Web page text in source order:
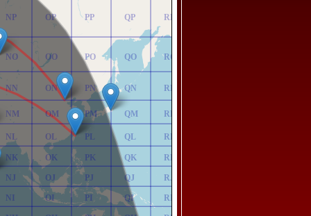
NI
NJ
NK
NL
NM
NN
NO
NP
OI
OJ
OK
OL
OM
ON
OO
OP
PI
PJ
PK
PL
PM
PN
PO
PP
QI
QJ
QK
QL
QM
QN
QO
QP
RI
RJ
RK
RL
RM
RN
RO
RP